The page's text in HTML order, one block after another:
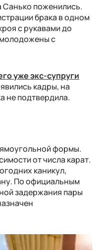
поженились.
брака в одном
с рукавами до
с
уже экс-супруги
кадры, на
не подтвердила.
формы.
от числа карат.
каникул,
По официальным
задержания пары